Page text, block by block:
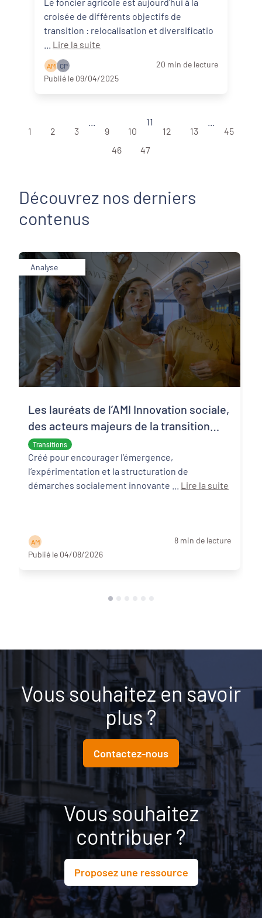
croisée de différents objectifs de
transition : relocalisation et diversificatio
Lire la suite
A M C P
20 min de lecture
Publié le 09/04/2025
1 2 3
9
10
11
12
13
45
46
47
Découvrez nos derniers
contenus
Analyse
Transitions
Les lauréats de l’AMI Innovation sociale,
des acteurs majeurs de la transition
écologique et sociale
Créé pour encourager l’émergence,
l’expérimentation et la structuration de
Lire la suite
A M
8 min de lecture
Publié le 04/08/2026
Vous souhaitez en savoir
plus ?
Contactez-nous
Vous souhaitez
contribuer ?
Proposez une ressource